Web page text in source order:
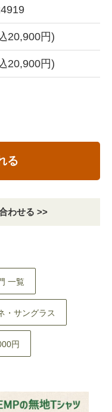
20,900円)
20,900円)
る
わせる >>
一覧
・サングラス
円